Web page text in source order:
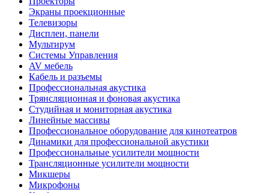
Экраны проекционные
Телевизоры
Дисплеи, панели
Мультирум
Системы Управления
AV мебель
Кабель и разъемы
Профессиональная акустика
Трянсляционная и фоновая акустика
Студийная и мониторная акустика
Линейные массивы
Профессиональное оборудование для кинотеатров
Динамики для профессиональной акустики
Профессиональные усилители мощности
Трансляционные усилители мощности
Микшеры
Микрофоны